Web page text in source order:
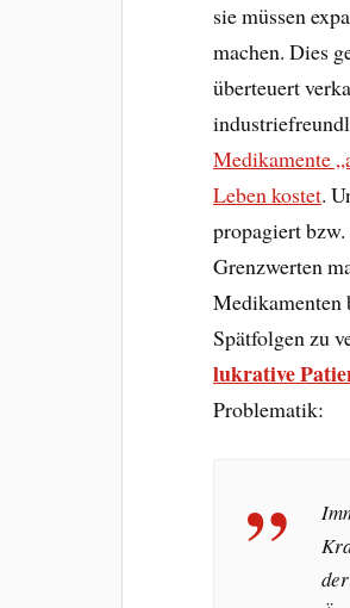
sie müssen
machen. Dies
überteuert
Medikamente
Leben kostet.
propagiert
Grenzwerten
Medikamenten
Spätfolgen zu
lukrative
Problematik: